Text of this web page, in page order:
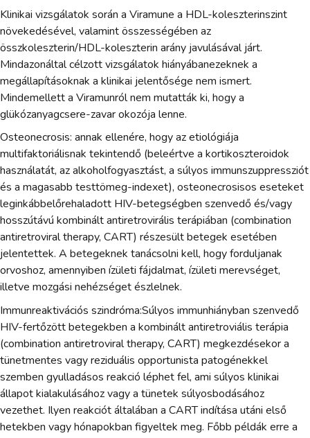
Klinikai vizsgálatok során a Viramune a HDL-koleszterinszint
növekedésével, valamint összességében az
összkoleszterin/HDL-koleszterin arány javulásával járt.
Mindazonáltal célzott vizsgálatok hiányábanezeknek a
megállapításoknak a klinikai jelentősége nem ismert.
Mindemellett a Viramunról nem mutatták ki, hogy a
glükózanyagcsere-zavar okozója lenne.
Osteonecrosis: annak ellenére, hogy az etiológiája
multifaktoriálisnak tekintendő (beleértve a kortikoszteroidok
használatát, az alkoholfogyasztást, a súlyos immunszuppressziót
és a magasabb testtömeg-indexet), osteonecrosisos eseteket
leginkábbelőrehaladott HIV-betegségben szenvedő és/vagy
hosszútávú kombinált antiretrovirális terápiában (combination
antiretroviral therapy, CART) részesült betegek esetében
jelentettek. A betegeknek tanácsolni kell, hogy forduljanak
orvoshoz, amennyiben ízületi fájdalmat, ízületi merevséget,
illetve mozgási nehézséget észlelnek.
Immunreaktivációs szindróma:Súlyos immunhiányban szenvedő
HIV-fertőzött betegekben a kombinált antiretroviális terápia
(combination antiretroviral therapy, CART) megkezdésekor a
tünetmentes vagy reziduális opportunista patogénekkel
szemben gyulladásos reakció léphet fel, ami súlyos klinikai
állapot kialakulásához vagy a tünetek súlyosbodásához
vezethet. Ilyen reakciót általában a CART indítása utáni első
hetekben vagy hónapokban figyeltek meg. Főbb példák erre a